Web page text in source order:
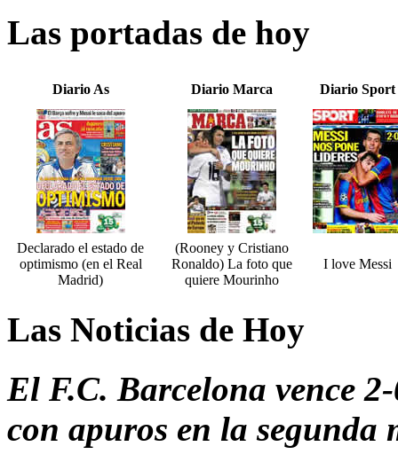
Las portadas de hoy
Diario As Diario Marca Diario Sport
Declarado el estado de
optimismo (en el Real
Madrid)
(Rooney y Cristiano
Ronaldo) La foto que
quiere Mourinho
I love Messi
Las Noticias de Hoy
El F.C. Barcelona vence
con apuros en la segunda